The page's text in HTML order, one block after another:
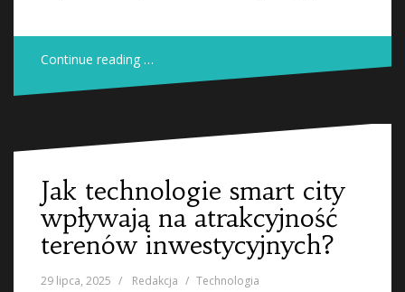
Continue reading …
Jak technologie smart city
wpływają na atrakcyjność
terenów inwestycyjnych?
29 lipca, 2025 Redakcja Technologia